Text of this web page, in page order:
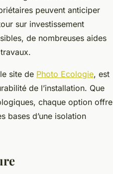
peuvent anticiper
sur investissement
de nombreuses aides
site de Photo Ecologie, est
de l’installation. Que
chaque option offre
bases d’une isolation